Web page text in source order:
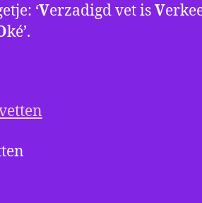
‘Verzadigd vet isV
ké’.